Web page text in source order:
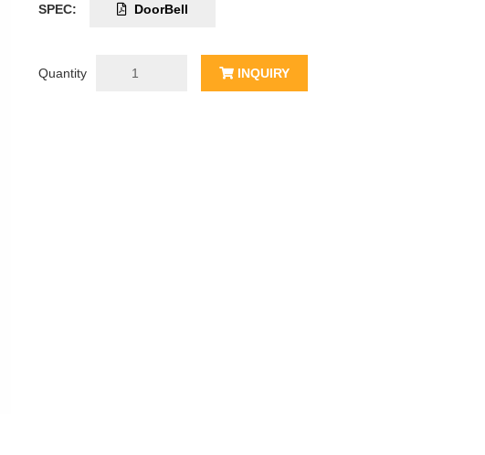
SPEC: DoorBell
Quantity INQUIRY